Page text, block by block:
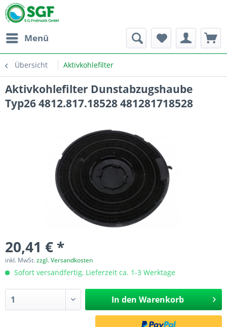
Menü
Übersicht Aktivkohlefilter
Aktivkohlefilter Dunstabzugshaube
Typ26 4812.817.18528 481281718528
20,41 € *
inkl. MwSt.zzgl. Versandkosten
Sofort versandfertig, Lieferzeit ca. 1-3 Werktage
In den Warenkorb